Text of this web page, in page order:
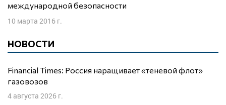
международной безопасности
10 марта 2016 г.
НОВОСТИ
Financial Times: Россия наращивает «теневой флот»
газовозов
4 августа 2026 г.